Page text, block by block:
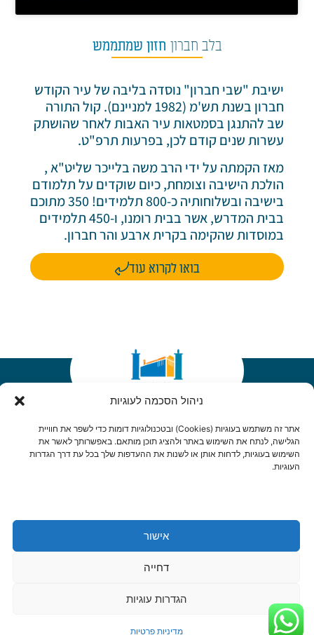
ניהול הסכמה לעוגיות
אתר זה משתמש בעוגיות (Cookies) ובטכנולוגיות דומות כדי לשפר את חוויית
הגלישה, לנתח את השימוש באתר ולהציג תוכן מותאם. באפשרותך לאשר את
השימוש בעוגיות, לדחות אותן או לשנות את ההעדפות שלך בכל עת דרך הגדרות
העוגיות.
אישור
דחייה
הגדרות עוגיות
מדיניות פרטיות
בלב חברון חזון שמתממש
ישיבת "שבי חברון" נוסדה בליבה של עיר הקודש
חברון בשנת תש'מ (1982 למניינם). קול התורה
שב להתנגן בסמטאות עיר האבות לאחר שהושתק
עשרות שנים קודם לכן, בפרעות תרפ"ט.
מאז הקמתה על ידי הרב משה בלייכר שליט"א ,
הולכת הישיבה וצומחת, כיום שוקדים על תלמודם
בישיבה ובשלוחותיה כ-800 תלמידים! 350 מתוכם
בבית המדרש, אשר בבית רומנו, ו-450 תלמידים
במוסדות שהקימה בקרית ארבע והר חברון.
בואו לקרוא עוד
אודות הישיבה
אודות שבי חברון
הכר את הישיבה
הכר את חברון
יזכור
ימי עיון
יצירת קשר
צור קשר